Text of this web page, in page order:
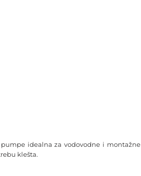
idealna za vodovodne i montažne
klešta.